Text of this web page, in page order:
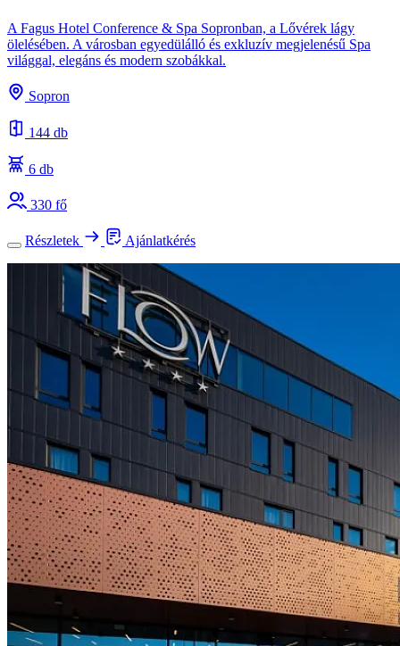
A Fagus Hotel Conference & Spa Sopronban, a Lővérek lágy
ölelésében. A városban egyedülálló és exkluzív megjelenésű Spa
világgal, elegáns és modern szobákkal.
Sopron
144 db
6 db
330 fő
Részletek Ajánlatkérés